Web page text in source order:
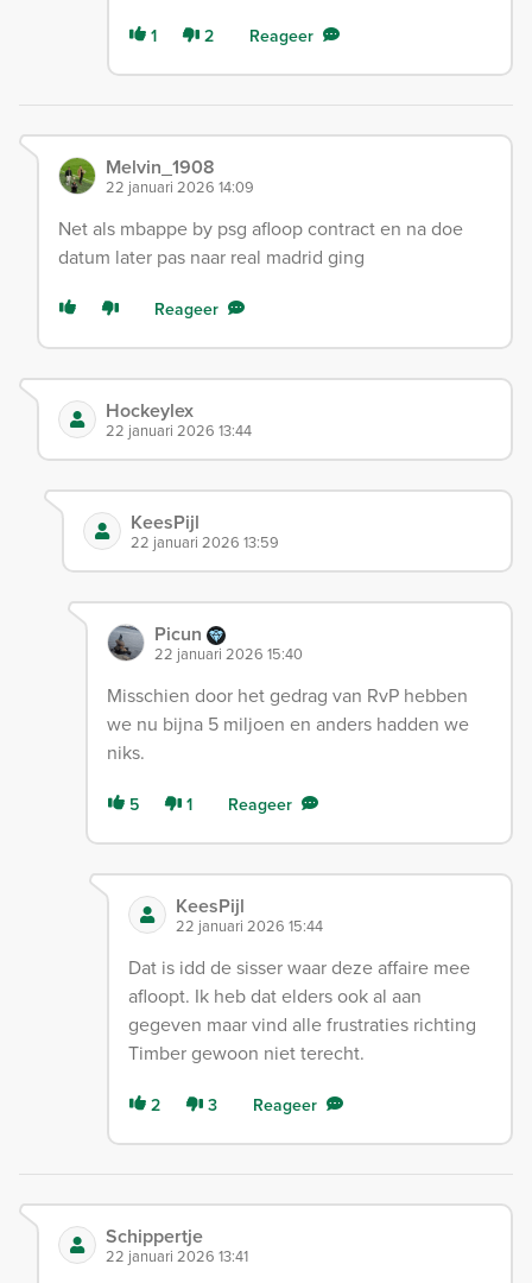
1 2 Reageer
Melvin_1908
22 januari 2026 14:09
Net als mbappe by psg afloop contract en na doe
datum later pas naar real madrid ging
Reageer
Hockeylex
22 januari 2026 13:44
KeesPijl
22 januari 2026 13:59
Picun
22 januari 2026 15:40
Misschien door het gedrag van RvP hebben
we nu bijna 5 miljoen en anders hadden we
niks.
5 1 Reageer
KeesPijl
22 januari 2026 15:44
Dat is idd de sisser waar deze affaire mee
afloopt. Ik heb dat elders ook al aan
gegeven maar vind alle frustraties richting
Timber gewoon niet terecht.
2 3 Reageer
Schippertje
22 januari 2026 13:41